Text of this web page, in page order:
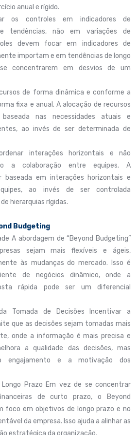
anual e rígido.
os controles em indicadores de
tendências, não em variações de
devem focar em indicadores de
importam e em tendências de longo
concentrarem em desvios de um
de forma dinâmica e conforme a
fixa e anual. A alocação de recursos
nas necessidades atuais e
ao invés de ser determinada de
interações horizontais e não
a colaboração entre equipes. A
baseada em interações horizontais e
ao invés de ser controlada
hierarquias rígidas.
Budgeting
A abordagem de “Beyond Budgeting”
sejam mais flexíveis e ágeis,
às mudanças do mercado. Isso é
de negócios dinâmico, onde a
rápida pode ser um diferencial
Tomada de Decisões Incentivar a
que as decisões sejam tomadas mais
onde a informação é mais precisa e
a qualidade das decisões, mas
engajamento e a motivação dos
Prazo Em vez de se concentrar
de curto prazo, o Beyond
foco em objetivos de longo prazo e no
da empresa. Isso ajuda a alinhar as
estratégica da organização.